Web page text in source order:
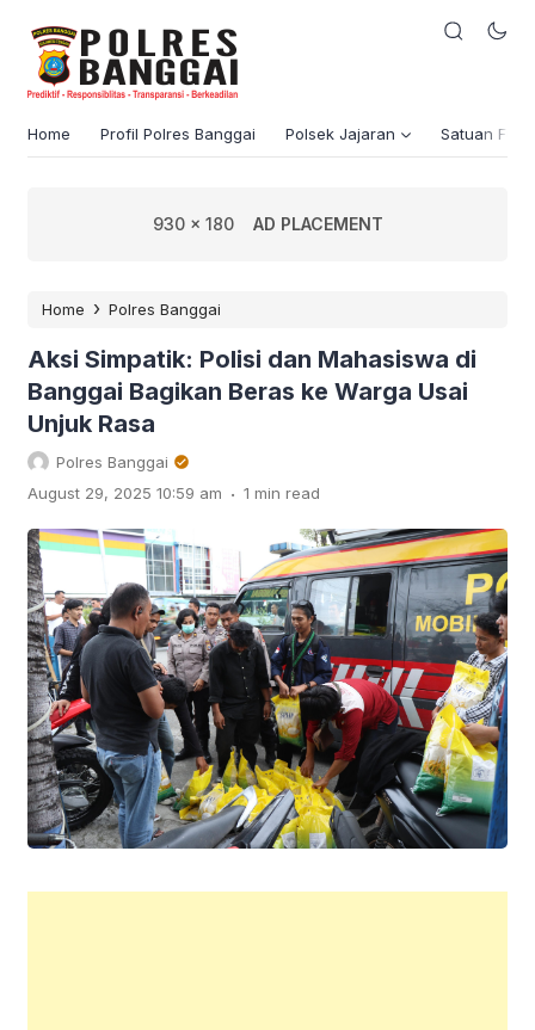
Home Profil Polres Banggai Polsek Jajaran Satuan
930 x 180 AD PLACEMENT
Home › Polres Banggai
Aksi Simpatik: Polisi dan Mahasiswa di
Banggai Bagikan Beras ke Warga Usai
Unjuk Rasa
Polres Banggai
August 29, 2025 10:59 am . 1 min read